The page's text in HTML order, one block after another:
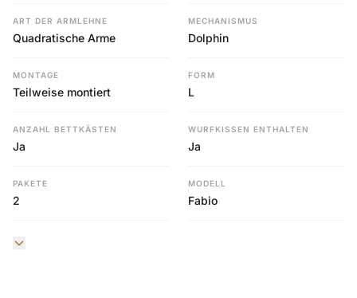
ART DER ARMLEHNE
Quadratische Arme
MECHANISMUS
Dolphin
MONTAGE
Teilweise montiert
FORM
L
ANZAHL BETTKÄSTEN
Ja
WURFKISSEN ENTHALTEN
Ja
PAKETE
2
MODELL
Fabio